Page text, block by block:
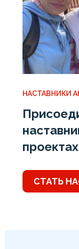
НАСТАВНИКИ
проектах
СТАТЬ